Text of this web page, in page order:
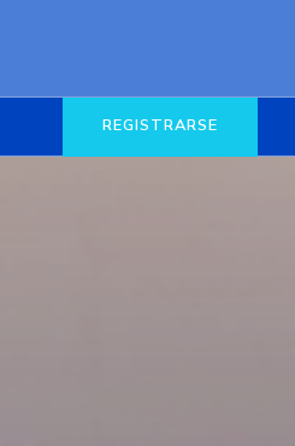
REGISTRARSE